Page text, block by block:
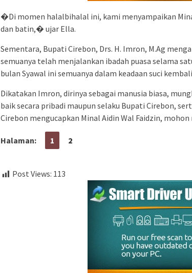
�Di momen halalbihalal ini, kami menyampaikan
dan batin,� ujar Ella.
Sementara, Bupati Cirebon, Drs. H. Imron, M.Ag
semuanya telah menjalankan ibadah puasa selama
bulan Syawal ini semuanya dalam keadaan suci
Dikatakan Imron, dirinya sebagai manusia biasa,
baik secara pribadi maupun selaku Bupati Cirebon,
Cirebon mengucapkan Minal Aidin Wal Faidzin,
Halaman: 1 2
Post Views: 113